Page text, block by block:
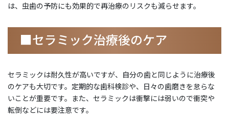
は、虫歯の予防にも効果的で再治療のリスクも減らせます。
■セラミック治療後のケア
セラミックは耐久性が高いですが、自分の歯と同じように治療後
のケアも大切です。定期的な歯科検診や、日々の歯磨きを怠らな
いことが重要です。また、セラミックは衝撃には弱いので衝突や
転倒などには要注意です。